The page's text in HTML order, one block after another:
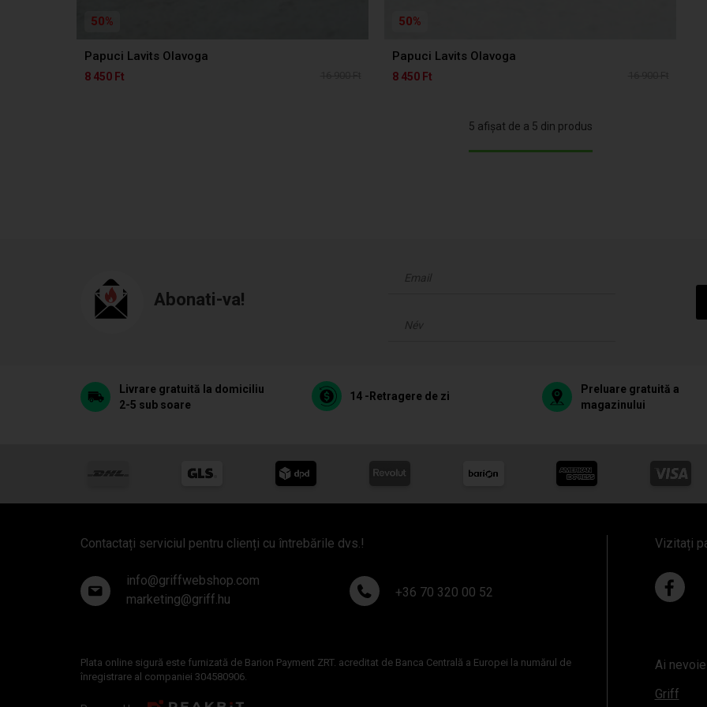
50%
Papuci Lavits Olavoga
8 450 Ft
50%
Papuci Lavits Olavoga
8 450 Ft
5 afișat de a 5 din produs
Abonati-va!
Livrare gratuită la domiciliu
2-5 sub soare
14 -Retragere de zi
Preluare gratuită a
magazinului
Contactați serviciul pentru clienți cu întrebările dvs.!
info@griffwebshop.com
marketing@griff.hu
+36 70 320 00 52
Plata online sigură este furnizată de Barion Payment ZRT. acreditat de Banca Centrală a Europei la numărul de
înregistrare al companiei 304580906.
Vizitați
Ai
Griff